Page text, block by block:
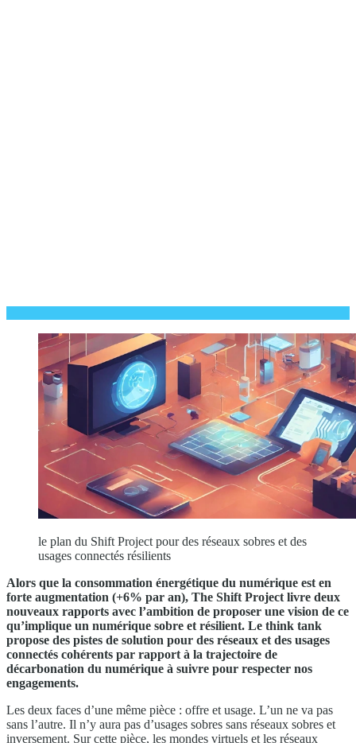
le plan du Shift Project pour des réseaux sobres et des
usages connectés résilients
Alors que la consommation énergétique du numérique est en
forte augmentation (+6% par an), The Shift Project livre deux
nouveaux rapports avec l’ambition de proposer une vision de ce
qu’implique un numérique sobre et résilient. Le think tank
propose des pistes de solution pour des réseaux et des usages
connectés cohérents par rapport à la trajectoire de
décarbonation du numérique à suivre pour respecter nos
engagements.
Les deux faces d’une même pièce : offre et usage. L’un ne va pas
sans l’autre. Il n’y aura pas d’usages sobres sans réseaux sobres et
inversement. Sur cette pièce, les mondes virtuels et les réseaux